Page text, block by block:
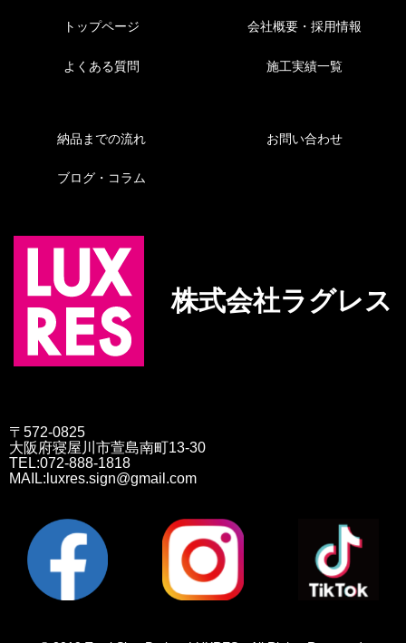
トップページ
よくある質問
会社概要・採用情報
施工実績一覧
納品までの流れ
ブログ・コラム
お問い合わせ
株式会社ラグレス
〒572-0825
大阪府寝屋川市萱島南町13-30
TEL:072-888-1818
MAIL:luxres.sign@gmail.com